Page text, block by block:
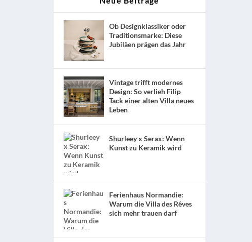
Ob Designklassiker oder
Traditionsmarke: Diese
Jubiläen prägen das Jahr
Vintage trifft modernes
Design: So verlieh Filip
Tack einer alten Villa neues
Leben
Shurleey x Serax: Wenn
Kunst zu Keramik wird
Ferienhaus Normandie:
Warum die Villa des Rêves
sich mehr trauen darf